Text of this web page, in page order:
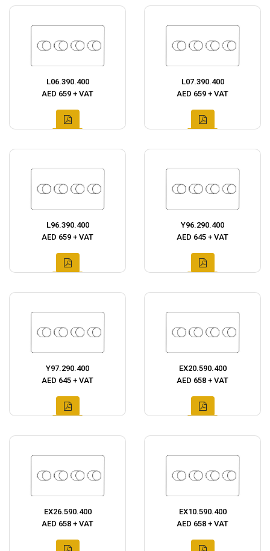
L06.390.400
AED 659 + VAT
L07.390.400
AED 659 + VAT
L96.390.400
AED 659 + VAT
Y96.290.400
AED 645 + VAT
Y97.290.400
AED 645 + VAT
EX20.590.400
AED 658 + VAT
EX26.590.400
AED 658 + VAT
EX10.590.400
AED 658 + VAT